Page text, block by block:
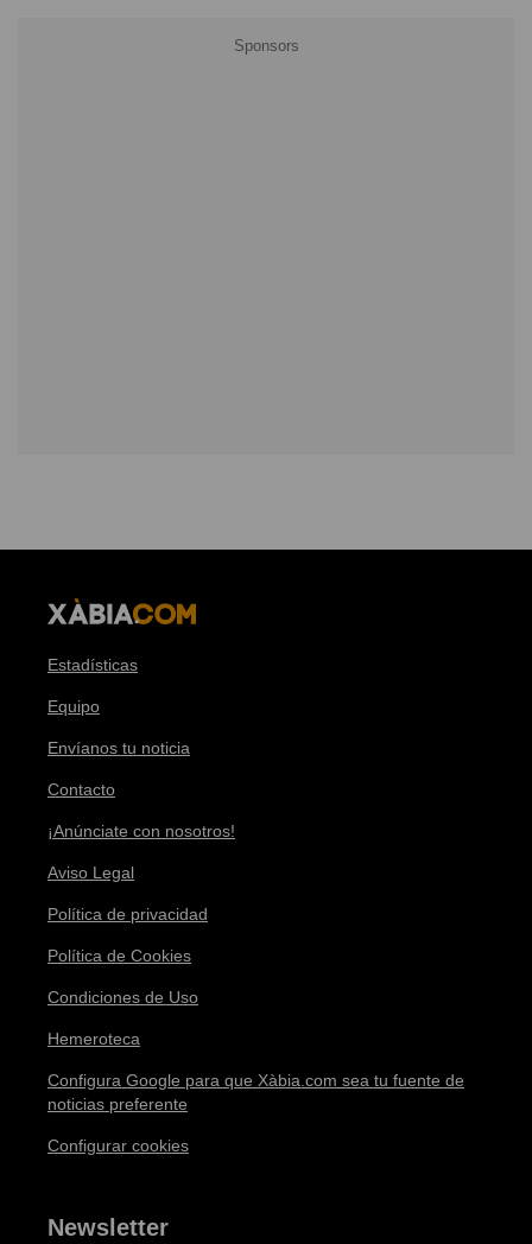
Estadísticas
Equipo
Envíanos tu noticia
Contacto
¡Anúnciate con nosotros!
Aviso Legal
Política de privacidad
Política de Cookies
Condiciones de Uso
Hemeroteca
Configura Google para que Xàbia.com sea tu fuente de
noticias preferente
Configurar cookies
Newsletter